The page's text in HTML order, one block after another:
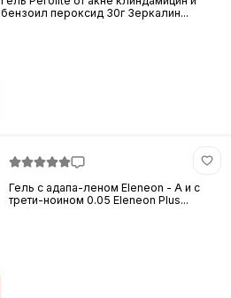
бензоил пероксид 30г Зеркалин...
Гель с адапа-леном Eleneon - A и с
трети-ноином 0.05 Eleneon Plus...